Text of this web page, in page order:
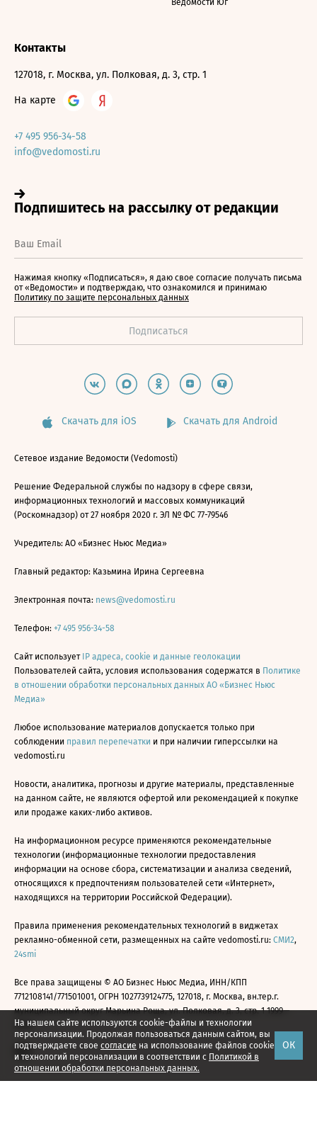
На нашем сайте используются cookie-файлы и технологии
персонализации. Продолжая пользоваться данным сайтом, вы
подтверждаете свое согласие на использование файлов cookie
и технологий персонализации в соответствии с Политикой в
отношении обработки персональных данных.
ОК
Ведомости Юг
Контакты
127018, г. Москва, ул. Полковая, д. 3, стр. 1
На карте
+7 495 956-34-58
info@vedomosti.ru
Нажимая кнопку «Подписаться», я даю свое согласие получать письма
от «Ведомости» и подтверждаю, что ознакомился и принимаю
Политику по защите персональных данных
Скачать для iOS Скачать для Android
Сетевое издание Ведомости (Vedomosti)
Решение Федеральной службы по надзору в сфере связи,
информационных технологий и массовых коммуникаций
(Роскомнадзор) от 27 ноября 2020 г. ЭЛ № ФС 77-79546
Учредитель: АО «Бизнес Ньюс Медиа»
Главный редактор: Казьмина Ирина Сергеевна
Электронная почта: news@vedomosti.ru
Телефон: +7 495 956-34-58
Сайт использует IP адреса, cookie и данные геолокации
Пользователей сайта, условия использования содержатся в Политике
в отношении обработки персональных данных АО «Бизнес Ньюс
Медиа»
Любое использование материалов допускается только при
соблюдении правил перепечатки и при наличии гиперссылки на
vedomosti.ru
Новости, аналитика, прогнозы и другие материалы, представленные
на данном сайте, не являются офертой или рекомендацией к покупке
или продаже каких-либо активов.
На информационном ресурсе применяются рекомендательные
технологии (информационные технологии предоставления
информации на основе сбора, систематизации и анализа сведений,
относящихся к предпочтениям пользователей сети «Интернет»,
находящихся на территории Российской Федерации).
Правила применения рекомендательных технологий в виджетах
рекламно-обменной сети, размещенных на сайте vedomosti.ru: СМИ2,
24smi
Все права защищены © АО Бизнес Ньюс Медиа, ИНН/КПП
7712108141/771501001, ОГРН 1027739124775, 127018, г. Москва, вн.тер.г.
муниципальный округ Марьина Роща, ул. Полковая, д. 3, стр. 1 1999—
2026